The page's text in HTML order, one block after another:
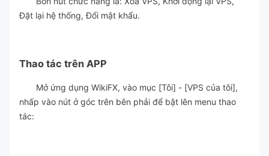
Đặt lại hệ thống, Đổi mật khẩu.
Thao tác trên APP
Mở ứng dụng WikiFX, vào mục [Tôi] - [VPS của tôi],
nhấp vào nút ở góc trên bên phải để bật lên menu thao
tác: